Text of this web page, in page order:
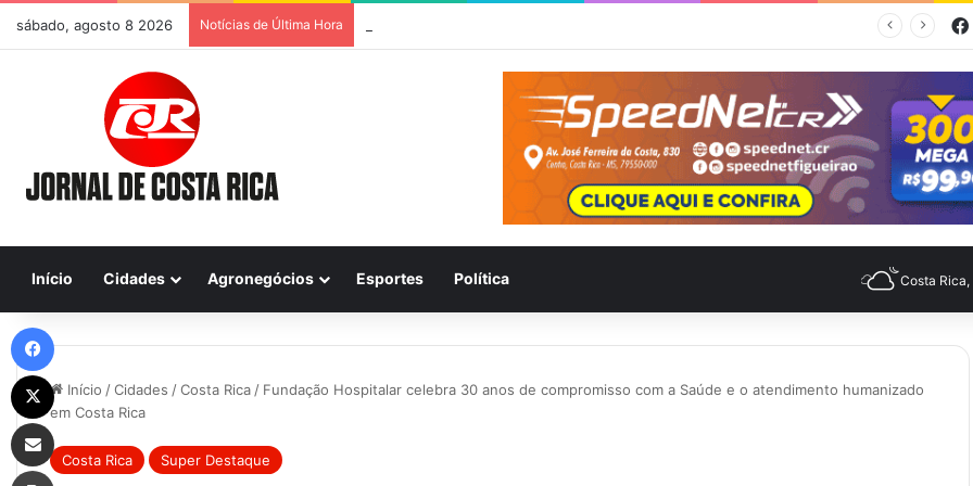
sábado, agosto 8 2026 Notícias de Última Hora
Início Cidades Agronegócios Esportes Política Costa Rica,
Início /Cidades /Costa Rica / Fundação Hospitalar celebra 30 anos de compromisso com a Saúde e o atendimento humanizado
em Costa Rica
Costa Rica Super Destaque
Compartilhar via e-mail
Imprimir